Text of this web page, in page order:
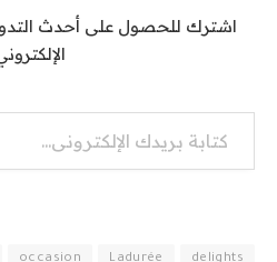
اشترك للحصول على أحدث
كتابة بريدك الإلكتروني...
delights
Ladurée
occasion